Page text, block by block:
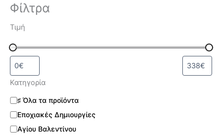
Φίλτρα
Τιμή
Κατηγορία
♯ Όλα τα προϊόντα
Εποχιακές Δημιουργίες
Αγίου Βαλεντίνου